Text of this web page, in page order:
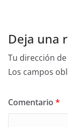
Deja una
Tu dirección
Los campos
Comentario *